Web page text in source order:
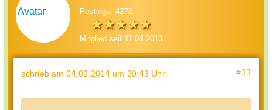
Postings: 4272
Mitglied seit 11.04.2013
schrieb am 04.02.2014 um 20:43 Uhr: #33